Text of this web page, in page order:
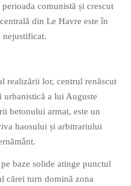
comunistă și crescut
din Le Havre este în
nejustificat.
realizării lor, centrul renăscut
a lui Auguste
betonului armat, este un
haosului și arbitrariului
baze solide atinge punctul
cărei turn domină zona